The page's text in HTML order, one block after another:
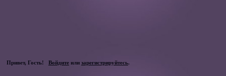
Привет, Гость! Войдитеили зарегистрируйтесь.